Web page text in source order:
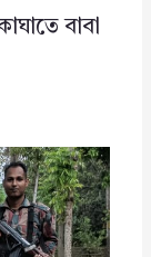
বাবা